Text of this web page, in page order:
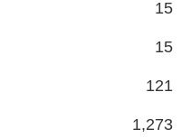
15
15
121
1,273